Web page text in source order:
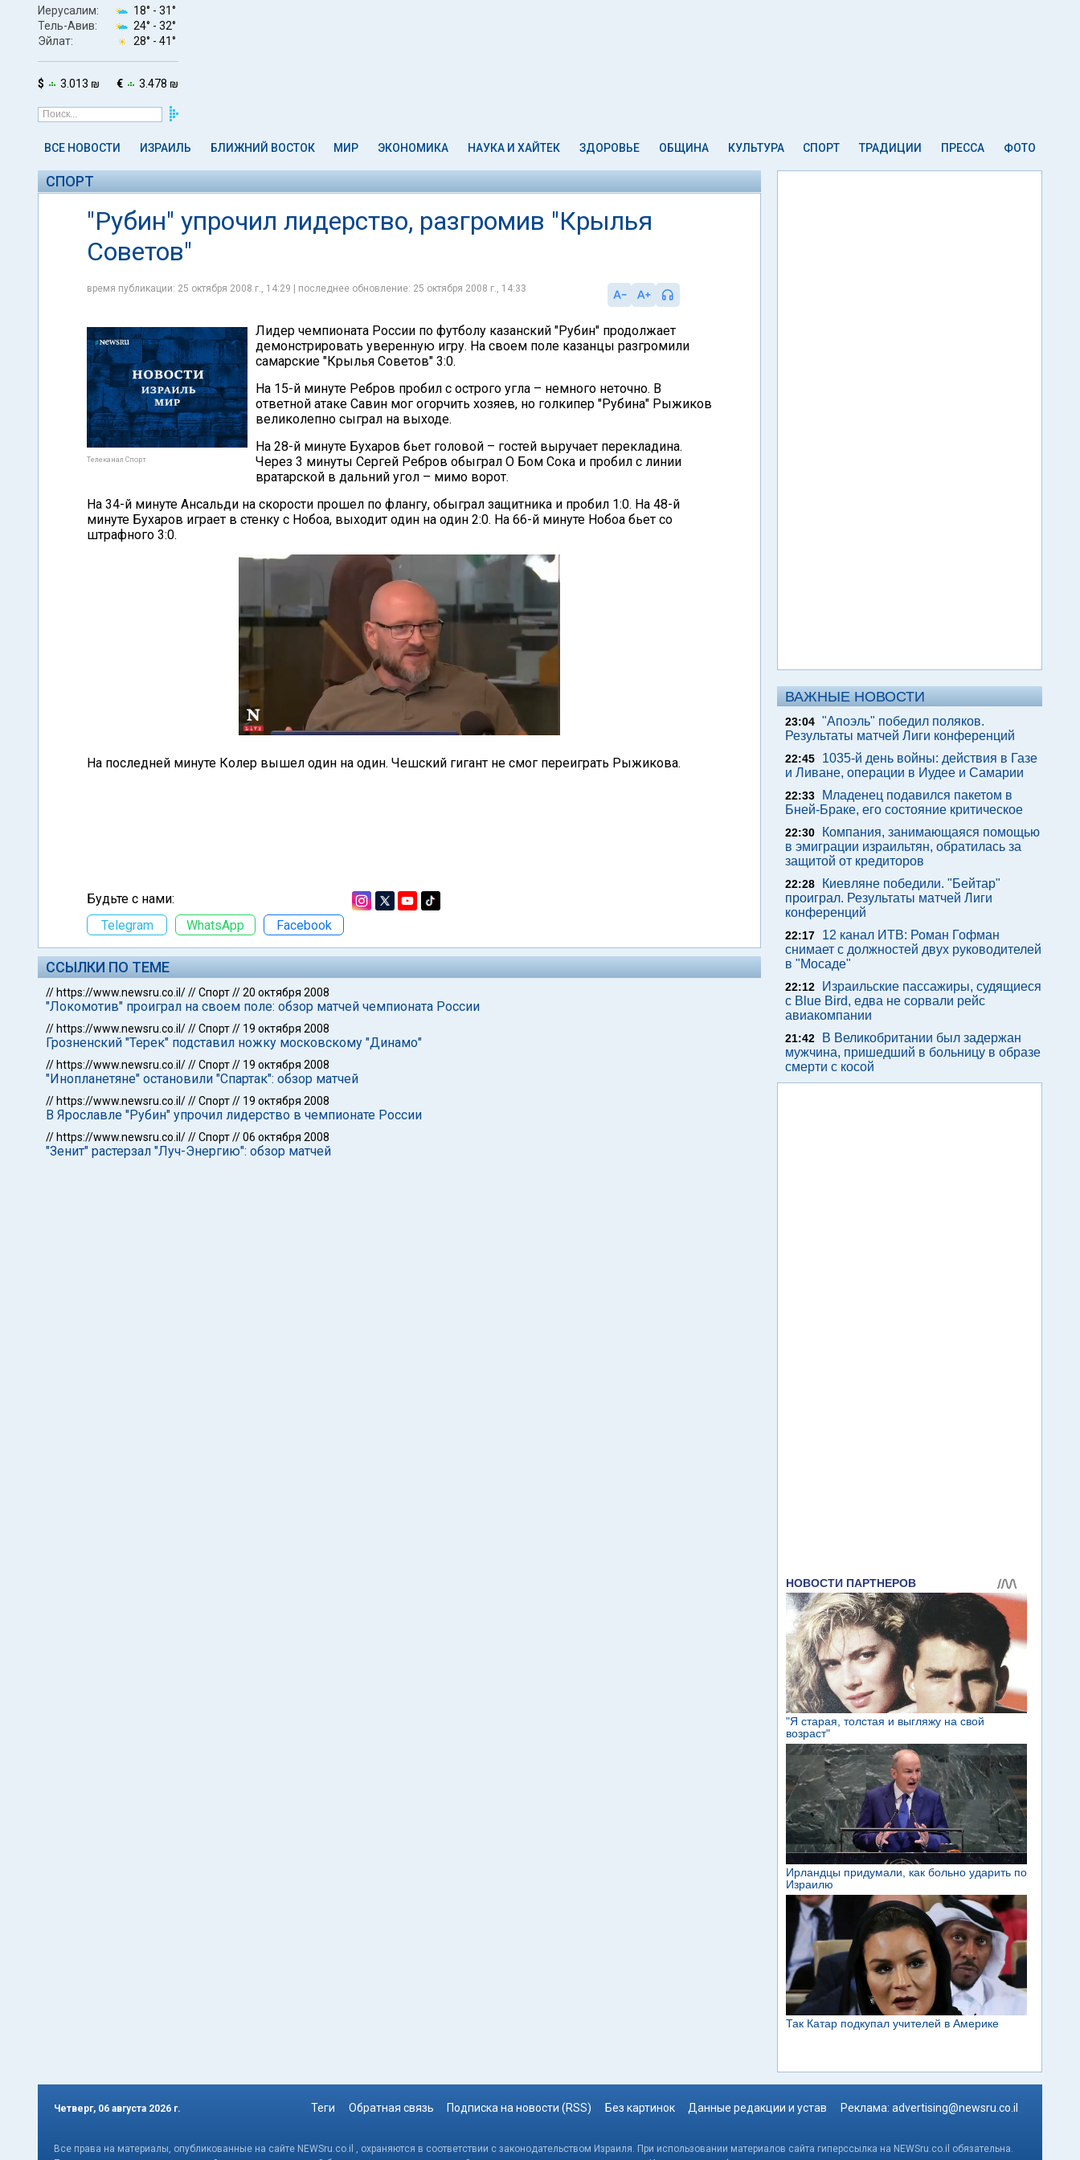
Иерусалим: 18° - 31°
Тель-Авив:
24° - 32°
Эйлат:
28° - 41°
$ 3.013 ₪ € 3.478 ₪
ВСЕ НОВОСТИ ИЗРАИЛЬ БЛИЖНИЙ ВОСТОК МИР ЭКОНОМИКА НАУКА И ХАЙТЕК ЗДОРОВЬЕ ОБЩИНА КУЛЬТУРА СПОРТ ТРАДИЦИИ ПРЕССА ФОТО
СПОРТ
"Рубин" упрочил лидерство, разгромив "Крылья
Советов"
время публикации: 25 октября 2008 г., 14:29 | последнее обновление: 25 октября 2008 г., 14:33
Телеканал Спорт
Лидер чемпионата России по футболу казанский "Рубин" продолжает
демонстрировать уверенную игру. На своем поле казанцы разгромили
самарские "Крылья Советов" 3:0.
На 15-й минуте Ребров пробил с острого угла – немного неточно. В
ответной атаке Савин мог огорчить хозяев, но голкипер "Рубина" Рыжиков
великолепно сыграл на выходе.
На 28-й минуте Бухаров бьет головой – гостей выручает перекладина.
Через 3 минуты Сергей Ребров обыграл О Бом Сока и пробил с линии
вратарской в дальний угол – мимо ворот.
На 34-й минуте Ансальди на скорости прошел по флангу, обыграл защитника и пробил 1:0. На 48-й
минуте Бухаров играет в стенку с Нобоа, выходит один на один 2:0. На 66-й минуте Нобоа бьет со
штрафного 3:0.
На последней минуте Колер вышел один на один. Чешский гигант не смог переиграть Рыжикова.
Будьте с нами:
Telegram
WhatsApp Facebook
ССЫЛКИ ПО ТЕМЕ
// https://www.newsru.co.il///Спорт//20 октября 2008
"Локомотив" проиграл на своем поле: обзор матчей чемпионата России
// https://www.newsru.co.il///Спорт// 19 октября 2008
Грозненский "Терек" подставил ножку московскому "Динамо"
// https://www.newsru.co.il///Спорт// 19 октября 2008
"Инопланетяне" остановили "Спартак": обзор матчей
// https://www.newsru.co.il///Спорт// 19 октября 2008
В Ярославле "Рубин" упрочил лидерство в чемпионате России
// https://www.newsru.co.il///Спорт//06 октября 2008
"Зенит" растерзал "Луч-Энергию": обзор матчей
ВАЖНЫЕ НОВОСТИ
23:04 "Апоэль" победил поляков.
Результаты матчей Лиги конференций
22:45
1035-й день войны: действия в Газе
и Ливане, операции в Иудее и Самарии
22:33
Младенец подавился пакетом в
Бней-Браке, его состояние критическое
22:30
Компания, занимающаяся помощью
в эмиграции израильтян, обратилась за
защитой от кредиторов
22:28
Киевляне победили. "Бейтар"
проиграл. Результаты матчей Лиги
конференций
22:17
12 канал ИТВ: Роман Гофман
снимает с должностей двух руководителей
в "Мосаде"
22:12
Израильские пассажиры, судящиеся
с Blue Bird, едва не сорвали рейс
авиакомпании
21:42
В Великобритании был задержан
мужчина, пришедший в больницу в образе
смерти с косой
Четверг, 06 августа 2026 г. Теги Обратная связь Подписка на новости (RSS) Без картинок Данные редакции и устав Реклама: advertising@newsru.co.il
Все права на материалы, опубликованные на сайте NEWSru.co.il , охраняются в соответствии с законодательством Израиля. При использовании материалов сайта гиперссылка на NEWSru.co.il обязательна.